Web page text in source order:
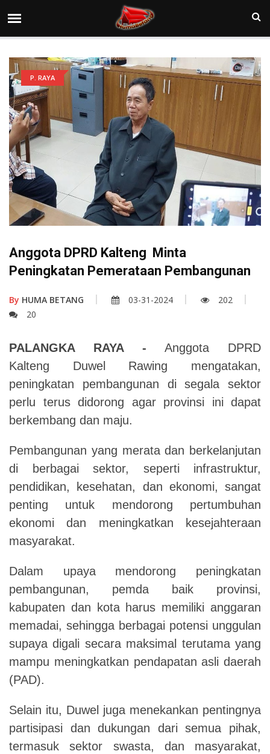
P. RAYA
Anggota DPRD Kalteng Minta
Peningkatan Pemerataan Pembangunan
By HUMA BETANG 03-31-2024
202
20
PALANGKA RAYA -
Anggota DPRD
Kalteng Duwel Rawing mengatakan,
peningkatan pembangunan di segala sektor
perlu terus didorong agar provinsi ini dapat
berkembang dan maju.
Pembangunan yang merata dan berkelanjutan
di berbagai sektor, seperti infrastruktur,
pendidikan, kesehatan, dan ekonomi, sangat
penting untuk mendorong pertumbuhan
ekonomi dan meningkatkan kesejahteraan
masyarakat.
Dalam upaya mendorong peningkatan
pembangunan, pemda baik provinsi,
kabupaten dan kota harus memiliki anggaran
memadai, sehingga berbagai potensi unggulan
supaya digali secara maksimal terutama yang
mampu meningkatkan pendapatan asli daerah
(PAD).
Selain itu, Duwel juga menekankan pentingnya
partisipasi dan dukungan dari semua pihak,
termasuk sektor swasta, dan masyarakat,